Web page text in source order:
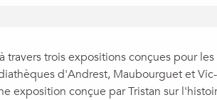
trois expositions conçues pour
d'Andrest, Maubourguet et
exposition conçue par Tristan sur